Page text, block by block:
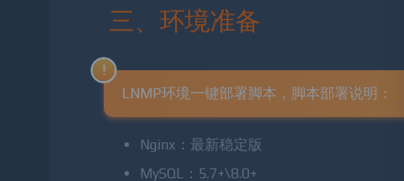
LNMP环境一键部署脚本，脚本部署说明：
Nginx：最新稳定版